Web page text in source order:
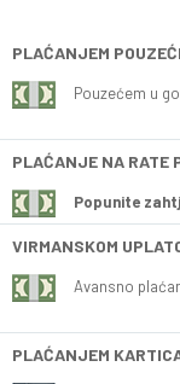
PLAĆANJEM
Pouzećem u
PLAĆANJE NA RATE
Popunite
VIRMANSKOM
Avansno
PLAĆANJEM